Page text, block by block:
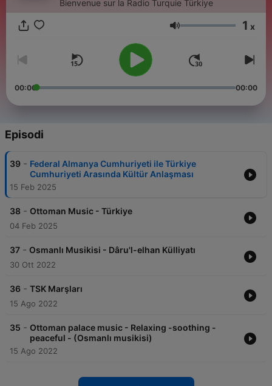
Bienvenue sur la Radio Turquie Türkiye
Volume 1 x
00:00 00:00
Episodi
39 - Federal Almanya Cumhuriyeti ile Türkiye
Cumhuriyeti Arasında Kültür Anlaşması
15 Feb 2025
38 - Ottoman Music - Türkiye
04 Feb 2025
37 - Osmanlı Musikisi - Dâru'l-elhan Külliyatı
30 Ott 2022
36 - TSK Marşları
15 Ago 2022
35 - Ottoman palace music - Relaxing -soothing -
peaceful - (Osmanlı musikisi)
15 Ago 2022